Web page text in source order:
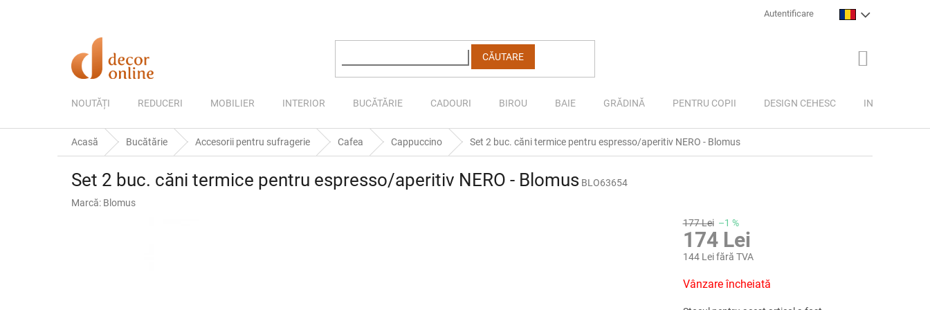
Autentificare
CĂUTARE
NOUTĂȚI REDUCERI MOBILIER INTERIOR BUCĂTĂRIE CADOURI BIROU BAIE GRĂDINĂ PENTRU COPII DESIGN CEHESC INSPIRAȚIE
Acasă Bucătărie Accesorii pentru sufragerie Cafea Cappuccino Set 2 buc. căni termice pentru espresso/aperitiv NERO - Blomus
Set 2 buc. căni termice pentru espresso/aperitiv NERO - Blomus BLO63654
Marcă: Blomus
177 Lei –1 %
174 Lei
144 Lei fără TVA
preţ:
Vânzare încheiată